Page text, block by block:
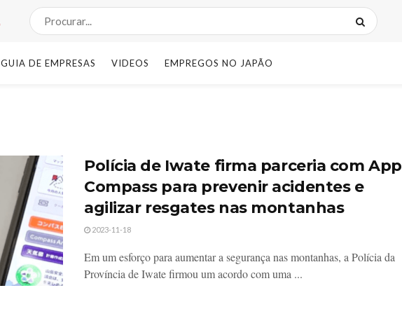
GUIA DE EMPRESAS VIDEOS EMPREGOS NO JAPÃO
Polícia de Iwate firma parceria com App
Compass para prevenir acidentes e
agilizar resgates nas montanhas
2023-11-18
Em um esforço para aumentar a segurança nas montanhas, a Polícia da
Província de Iwate firmou um acordo com uma ...